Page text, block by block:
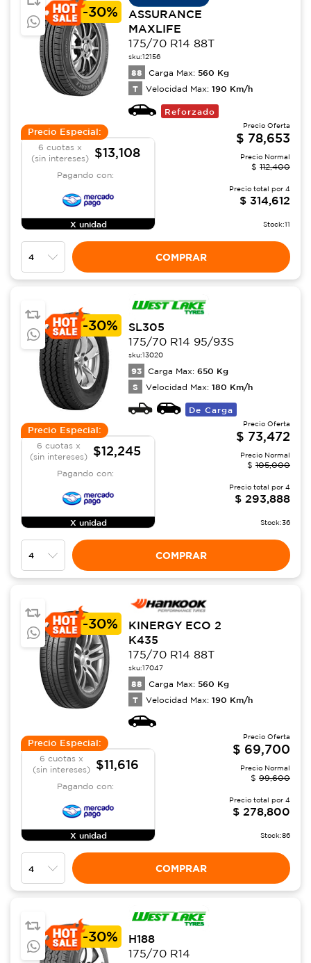
-30%
ASSURANCE
MAXLIFE
175/70 R14 88T
sku:12156
88 Carga Max: 560 Kg
T Velocidad Max: 190 Km/h
Reforzado
Precio Especial:
6 cuotas x
(sin intereses)
$13,108
Pagando con:
X unidad
Precio Oferta
$ 78,653
Precio Normal
$ 112,400
Precio total por 4
$ 314,612
Stock:11
COMPRAR
-30%
SL305
175/70 R14 95/93S
sku:13020
93 Carga Max: 650 Kg
S Velocidad Max: 180 Km/h
De Carga
Precio Especial:
6 cuotas x
(sin intereses)
$12,245
Pagando con:
X unidad
Precio Oferta
$ 73,472
Precio Normal
$ 105,000
Precio total por 4
$ 293,888
Stock:36
COMPRAR
-30%
KINERGY ECO 2
K435
175/70 R14 88T
sku:17047
88 Carga Max: 560 Kg
T Velocidad Max: 190 Km/h
Precio Especial:
6 cuotas x
(sin intereses)
$11,616
Pagando con:
X unidad
Precio Oferta
$ 69,700
Precio Normal
$ 99,600
Precio total por 4
$ 278,800
Stock:86
COMPRAR
-30%
H188
175/70 R14